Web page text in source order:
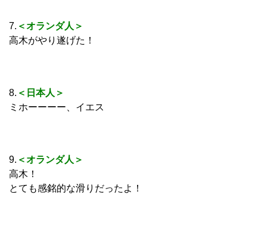
7. ＜オランダ人＞
高木がやり遂げた！
8. ＜日本人＞
ミホーーーー、イエス
9. ＜オランダ人＞
高木！
とても感銘的な滑りだったよ！